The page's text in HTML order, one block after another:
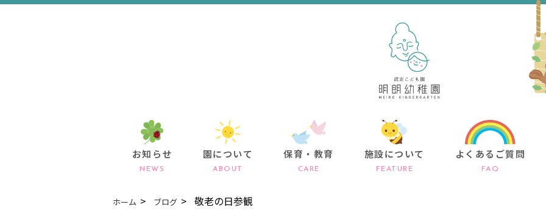
お知らせ
NEWS
園について
ABOUT
保育・教育
CARE
施設について
FEATURE
よくあるご質問
FAQ
ホーム ブログ 敬老の日参観